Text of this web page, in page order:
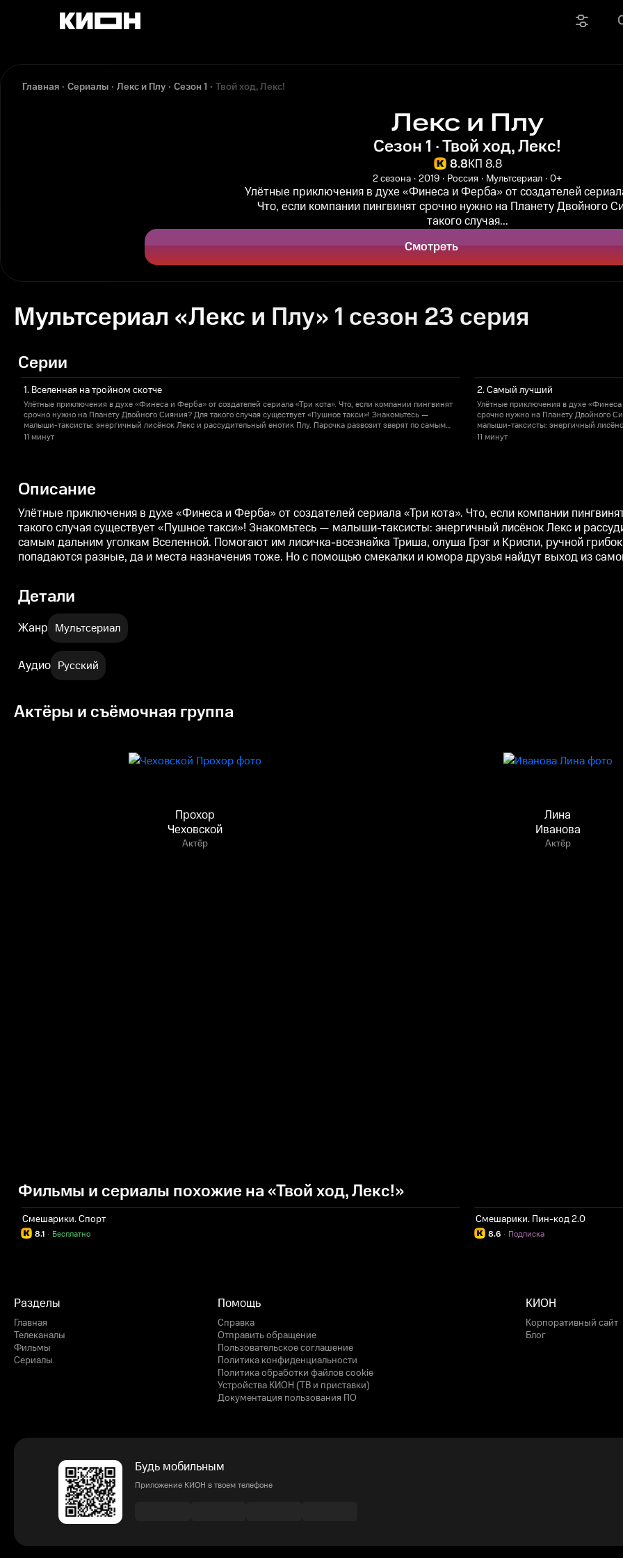
Главная Сериалы Лекс и Плу Сезон 1 Твой ход, Лекс!
Лекс и Плу
Сезон 1 · Твой ход, Лекс!
8.8КП 8.8
2 сезона 2019 Россия Мультсериал 0+
Улётные приключения в духе «Финеса и Ферба» от создателей
Что, если компании пингвинят срочно нужно на Планету Двойного
такого случая...
Смотреть
Мультсериал «Лекс и Плу» 1 сезон 23 серия
Серии
1. Вселенная на тройном скотче
Улётные приключения в духе «Финеса и Ферба» от создателей сериала «Три кота». Что, если компании пингвинят
срочно нужно на Планету Двойного Сияния? Для такого случая существует «Пушное такси»! Знакомьтесь —
малыши-таксисты: энергичный лисёнок Лекс и рассудительный енотик Плу. Парочка развозит зверят по самым
дальним уголкам Вселенной. Помогают им лисичка-всезнайка Триша, олуша Грэг и Криспи, ручной грибок в
11 минут
2. Самый лучший
Улётные приключения в духе «Финеса
срочно нужно на Планету Двойного
малыши-таксисты: энергичный
дальним уголкам Вселенной.
11 минут
Описание
Улётные приключения в духе «Финеса и Ферба» от создателей сериала «Три кота». Что, если компании
такого случая существует «Пушное такси»! Знакомьтесь — малыши-таксисты: энергичный лисёнок Лекс и
самым дальним уголкам Вселенной. Помогают им лисичка-всезнайка Триша, олуша Грэг и Криспи, ручной
попадаются разные, да и места назначения тоже. Но с помощью смекалки и юмора друзья найдут выход из
Детали
Жанр Мультсериал
Аудио Русский
Актёры и съёмочная группа
Прохор
Чеховской
Актёр
Лина
Иванова
Актёр
Фильмы и сериалы похожие на «Твой ход, Лекс!»
Смешарики. Спорт
8.1 Бесплатно
·
Смешарики. Пин-код 2.0
8.6 Подписка
·
Разделы
Главная
Телеканалы
Фильмы
Сериалы
Помощь
Справка
Отправить обращение
Пользовательское соглашение
Политика конфиденциальности
Политика обработки файлов cookie
Устройства КИОН (ТВ и приставки)
Документация пользования ПО
КИОН
Корпоративный сайт
Блог
Будь мобильным
Приложение КИОН в твоем телефоне